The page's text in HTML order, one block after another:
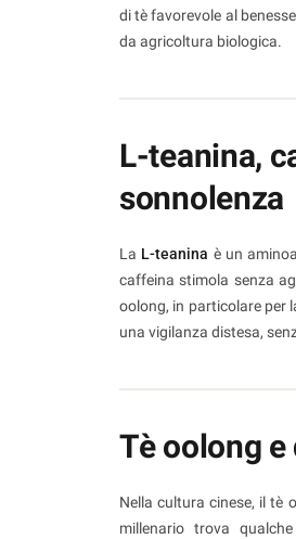
di tè favorevole al
da agricoltura biologica.
L-teanina,
sonnolenza
La L-teanina è un
caffeina stimola senza
oolong, in particolare per
una vigilanza distesa,
Tè oolong
Nella cultura cinese, il tè
millenario trova